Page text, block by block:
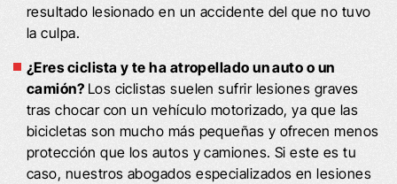
resultado lesionado en un accidente del que no tuvo
la culpa.
¿Eres ciclista y te ha atropellado un auto o un
camión? Los ciclistas suelen sufrir lesiones graves
tras chocar con un vehículo motorizado, ya que las
bicicletas son mucho más pequeñas y ofrecen menos
protección que los autos y camiones. Si este es tu
caso, nuestros abogados especializados en lesiones